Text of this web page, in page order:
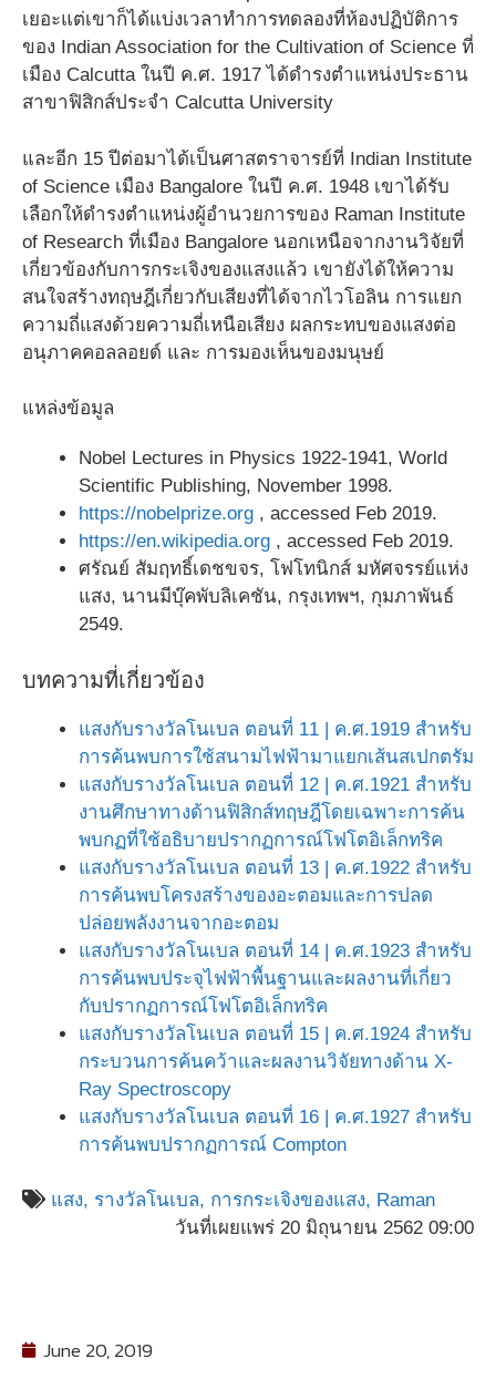
เยอะแต่เขาก็ได้แบ่งเวลาทำการทดลองที่ห้องปฏิบัติการ
ของ Indian Association for the Cultivation of Science ที่
เมือง Calcutta ในปี ค.ศ. 1917 ได้ดำรงตำแหน่งประธาน
สาขาฟิสิกส์ประจำ Calcutta University
และอีก 15 ปีต่อมาได้เป็นศาสตราจารย์ที่ Indian Institute
of Science เมือง Bangalore ในปี ค.ศ. 1948 เขาได้รับ
เลือกให้ดำรงตำแหน่งผู้อำนวยการของ Raman Institute
of Research ที่เมือง Bangalore นอกเหนือจากงานวิจัยที่
เกี่ยวข้องกับการกระเจิงของแสงแล้ว เขายังได้ให้ความ
สนใจสร้างทฤษฎีเกี่ยวกับเสียงที่ได้จากไวโอลิน การแยก
ความถี่แสงด้วยความถี่เหนือเสียง ผลกระทบของแสงต่อ
อนุภาคคอลลอยด์ และ การมองเห็นของมนุษย์
แหล่งข้อมูล
Nobel Lectures in Physics 1922-1941, World
Scientific Publishing, November 1998.
https://nobelprize.org , accessed Feb 2019.
https://en.wikipedia.org , accessed Feb 2019.
ศรัณย์ สัมฤทธิ์เดชขจร, โฟโทนิกส์ มหัศจรรย์แห่ง
แสง, นานมีบุ๊คพับลิเคชัน, กรุงเทพฯ, กุมภาพันธ์
2549.
บทความที่เกี่ยวข้อง
แสงกับรางวัลโนเบล ตอนที่ 11 | ค.ศ.1919 สำหรับ
การค้นพบการใช้สนามไฟฟ้ามาแยกเส้นสเปกตรัม
แสงกับรางวัลโนเบล ตอนที่ 12 | ค.ศ.1921 สำหรับ
งานศึกษาทางด้านฟิสิกส์ทฤษฎีโดยเฉพาะการค้น
พบกฏที่ใช้อธิบายปรากฏการณ์โฟโตอิเล็กทริค
แสงกับรางวัลโนเบล ตอนที่ 13 | ค.ศ.1922 สำหรับ
การค้นพบโครงสร้างของอะตอมและการปลด
ปล่อยพลังงานจากอะตอม
แสงกับรางวัลโนเบล ตอนที่ 14 | ค.ศ.1923 สำหรับ
การค้นพบประจุไฟฟ้าพื้นฐานและผลงานที่เกี่ยว
กับปรากฏการณ์โฟโตอิเล็กทริค
แสงกับรางวัลโนเบล ตอนที่ 15 | ค.ศ.1924 สำหรับ
กระบวนการค้นคว้าและผลงานวิจัยทางด้าน X-
Ray Spectroscopy
แสงกับรางวัลโนเบล ตอนที่ 16 | ค.ศ.1927 สำหรับ
การค้นพบปรากฏการณ์ Compton
แสง, รางวัลโนเบล, การกระเจิงของแสง, Raman
วันที่เผยแพร่ 20 มิถุนายน 2562 09:00
June 20, 2019